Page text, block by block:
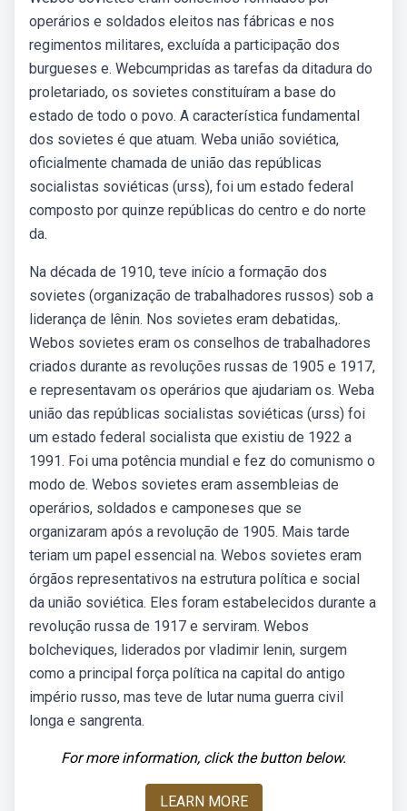
operários e soldados eleitos nas fábricas e nos
regimentos militares, excluída a participação dos
burgueses e. Webcumpridas as tarefas da ditadura do
proletariado, os sovietes constituíram a base do
estado de todo o povo. A característica fundamental
dos sovietes é que atuam. Weba união soviética,
oficialmente chamada de união das repúblicas
socialistas soviéticas (urss), foi um estado federal
composto por quinze repúblicas do centro e do norte
da.
Na década de 1910, teve início a formação dos
sovietes (organização de trabalhadores russos) sob a
liderança de lênin. Nos sovietes eram debatidas,.
Webos sovietes eram os conselhos de trabalhadores
criados durante as revoluções russas de 1905 e 1917,
e representavam os operários que ajudariam os. Weba
união das repúblicas socialistas soviéticas (urss) foi
um estado federal socialista que existiu de 1922 a
1991. Foi uma potência mundial e fez do comunismo o
modo de. Webos sovietes eram assembleias de
operários, soldados e camponeses que se
organizaram após a revolução de 1905. Mais tarde
teriam um papel essencial na. Webos sovietes eram
órgãos representativos na estrutura política e social
da união soviética. Eles foram estabelecidos durante a
revolução russa de 1917 e serviram. Webos
bolcheviques, liderados por vladimir lenin, surgem
como a principal força política na capital do antigo
império russo, mas teve de lutar numa guerra civil
longa e sangrenta.
For more information, click the button below.
LEARN MORE